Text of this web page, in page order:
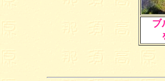
ブ